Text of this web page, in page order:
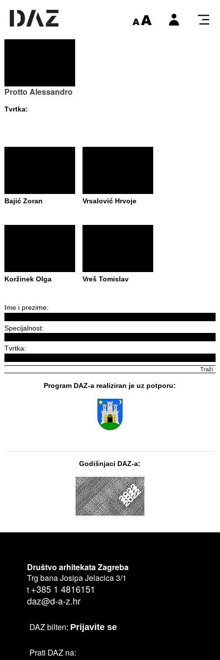
Protto Alessandro
Tvrtka:
Bajić Zoran Vrsalović Hrvoje
Koržinek Olga Vreš Tomislav
Ime i prezime:
Specijalnost:
Tvrtka:
Program DAZ-a realiziran je uz potporu:
Godišnjaci DAZ-a:
Društvo arhitekata Zagreba
Trg bana Josipa Jelacica 3/1
t +385 1 4816151
daz@d-a-z.hr
DAZ bilten: Prijavite se
Prati DAZ na: